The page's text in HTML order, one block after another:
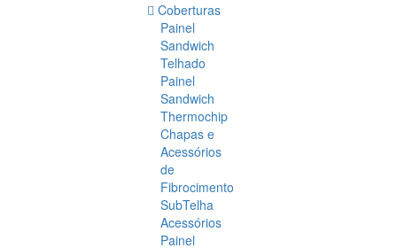
Coberturas
Painel
Sandwich
Telhado
Painel
Sandwich
Thermochip
Chapas e
Acessórios
de
Fibrocimento
SubTelha
Acessórios
Painel